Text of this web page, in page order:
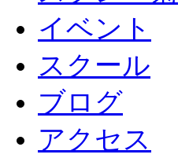
イベント
スクール
ブログ
アクセス